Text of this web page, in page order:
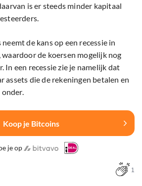
is er steeds minder kapitaal
de kans op een recessie in
waardoor de koersen mogelijk nog
In een recessie zie je namelijk dat
assets die de rekeningen betalen en
Koop je Bitcoins
je op
1